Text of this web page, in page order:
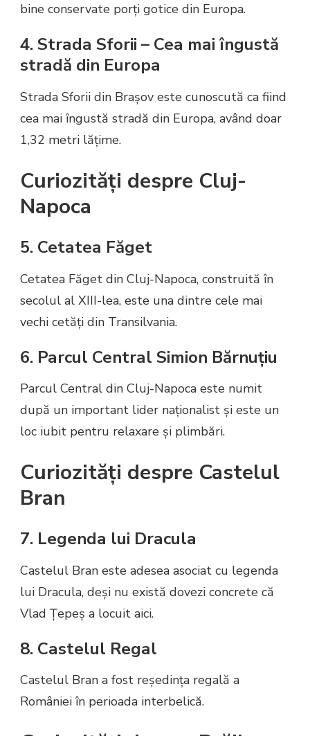
bine conservate porți gotice din Europa.
4. Strada Sforii – Cea mai îngustă
stradă din Europa
Strada Sforii din Brașov este cunoscută ca fiind
cea mai îngustă stradă din Europa, având doar
1,32 metri lățime.
Curiozități despre Cluj-
Napoca
5. Cetatea Făget
Cetatea Făget din Cluj-Napoca, construită în
secolul al XIII-lea, este una dintre cele mai
vechi cetăți din Transilvania.
6. Parcul Central Simion Bărnuțiu
Parcul Central din Cluj-Napoca este numit
după un important lider naționalist și este un
loc iubit pentru relaxare și plimbări.
Curiozități despre Castelul
Bran
7. Legenda lui Dracula
Castelul Bran este adesea asociat cu legenda
lui Dracula, deși nu există dovezi concrete că
Vlad Țepeș a locuit aici.
8. Castelul Regal
Castelul Bran a fost reședința regală a
României în perioada interbelică.